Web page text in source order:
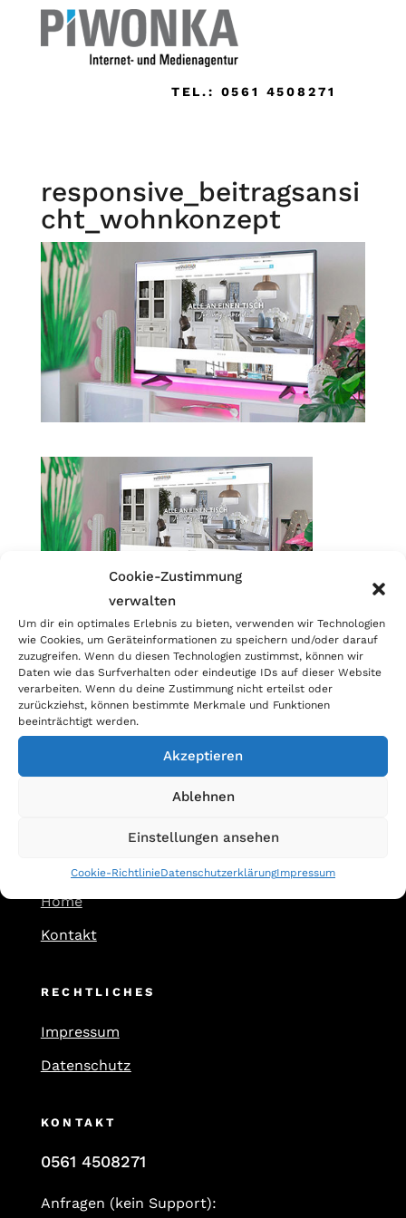
Cookie-Zustimmung
verwalten
Um dir ein optimales Erlebnis zu bieten, verwenden wir Technologien
wie Cookies, um Geräteinformationen zu speichern und/oder darauf
zuzugreifen. Wenn du diesen Technologien zustimmst, können wir
Daten wie das Surfverhalten oder eindeutige IDs auf dieser Website
verarbeiten. Wenn du deine Zustimmung nicht erteilst oder
zurückziehst, können bestimmte Merkmale und Funktionen
beeinträchtigt werden.
Akzeptieren
Ablehnen
Einstellungen ansehen
Cookie-RichtlinieDatenschutzerklärungImpressum
TEL.: 0561 4508271
responsive_beitragsansi
cht_wohnkonzept
Kategorien
Allgemein
Blog
Home
Kontakt
RECHTLICHES
Impressum
Datenschutz
KONTAKT
0561 4508271
Anfragen (kein Support):